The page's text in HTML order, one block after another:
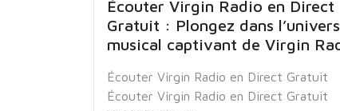
Écouter Virgin Radio en Direct
Gratuit : Plongez dans l’univers
musical captivant de Virgin
Écouter Virgin Radio en Direct Gratuit
Écouter Virgin Radio en Direct Gratuit